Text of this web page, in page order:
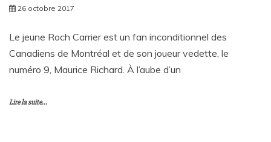
26 octobre 2017
Le jeune Roch Carrier est un fan inconditionnel des
Canadiens de Montréal et de son joueur vedette, le
numéro 9, Maurice Richard. À l’aube d’un
Lire la suite...